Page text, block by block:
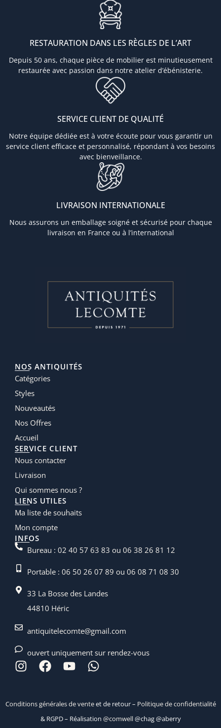
RESTAURATION DANS LES RÈGLES DE L’ART
Depuis 50 ans, chaque pièce de mobilier est minutieusement
restaurée avec passion dans notre atelier d’ébénisterie.
SERVICE CLIENT DE QUALITÉ
Notre équipe dédiée est à votre écoute pour vous garantir un
service client efficace et personnalisé, répondant à vos besoins
avec bienveillance.
LIVRAISON INTERNATIONALE
Nous assurons un emballage soigné et sécurisé pour chaque
livraison en France ou à l’international
NOS ANTIQUITÉS
Catégories
Styles
Nouveautés
Nos Offres
Accueil
SERVICE CLIENT
Nous contacter
Livraison
Qui sommes nous ?
LIENS UTILES
Ma liste de souhaits
Mon compte
INFOS
Bureau : 02 40 57 63 83 ou 06 38 26 81 12
Portable : 06 50 26 07 89 ou 06 08 71 08 30
33 La Bosse des Landes
44810 Héric
antiquitelecomte@gmail.com
ouvert uniquement sur rendez-vous
Conditions générales de venteet de retour – Politique de confidentialité
& RGPD – Réalisation @comwell@chag @aberry